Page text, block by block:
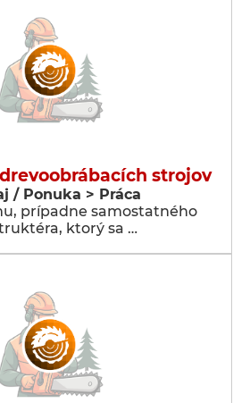
strojov
/ Ponuka > Práca
prípadne samostatného
ktorý sa …